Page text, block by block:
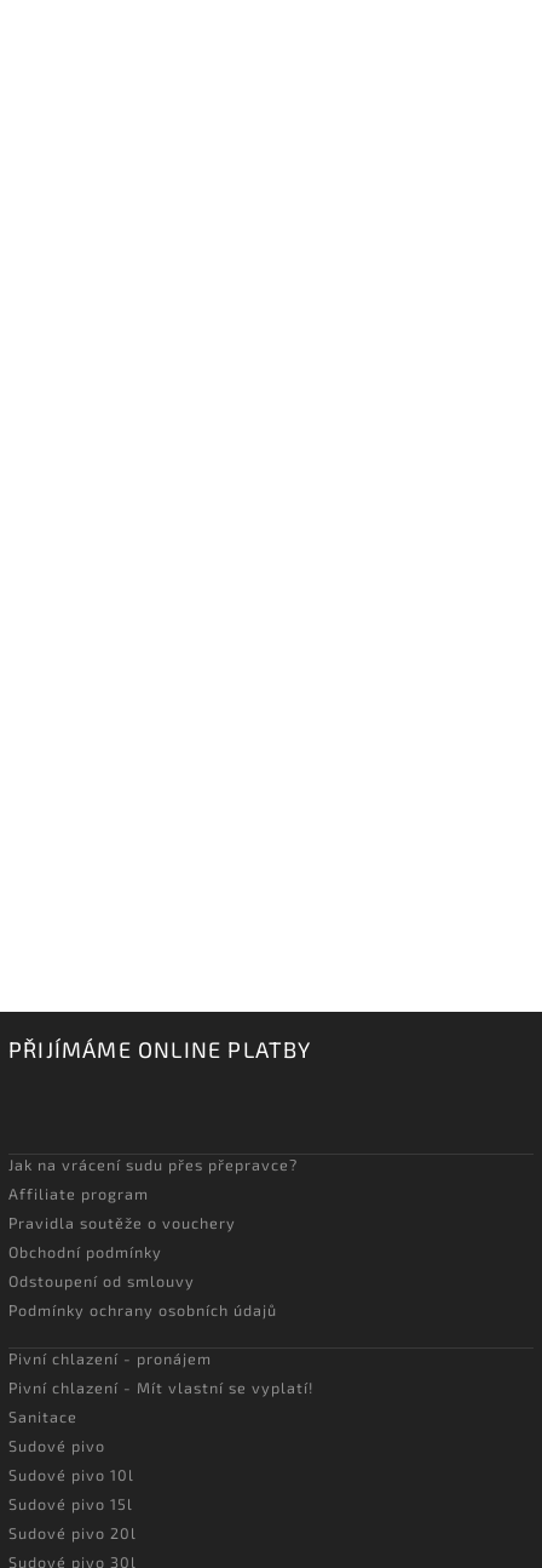
PŘIJÍMÁME ONLINE PLATBY
Jak na vrácení sudu přes přepravce?
Affiliate program
Pravidla soutěže o vouchery
Obchodní podmínky
Odstoupení od smlouvy
Podmínky ochrany osobních údajů
Pivní chlazení - pronájem
Pivní chlazení - Mít vlastní se vyplatí!
Sanitace
Sudové pivo
Sudové pivo 10l
Sudové pivo 15l
Sudové pivo 20l
Sudové pivo 30l